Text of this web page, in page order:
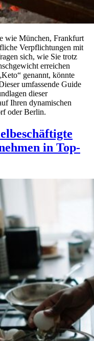
wie München, Frankfurt
Verpflichtungen mit
sich, wie Sie trotz
erreichen
genannt, könnte
umfassende Guide
dieser
Ihren dynamischen
oder Berlin.
in Top-